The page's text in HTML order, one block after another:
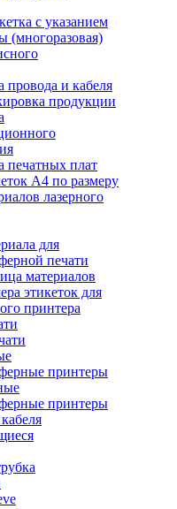
с указанием
(многоразовая)
провода и кабеля
продукции
печатных плат
А4 по размеру
лазерного
для
печати
материалов
этикеток для
принтера
принтеры
принтеры